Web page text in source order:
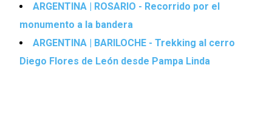
ARGENTINA | ROSARIO - Recorrido por el
monumento a la bandera
ARGENTINA | BARILOCHE - Trekking al cerro
Diego Flores de León desde Pampa Linda